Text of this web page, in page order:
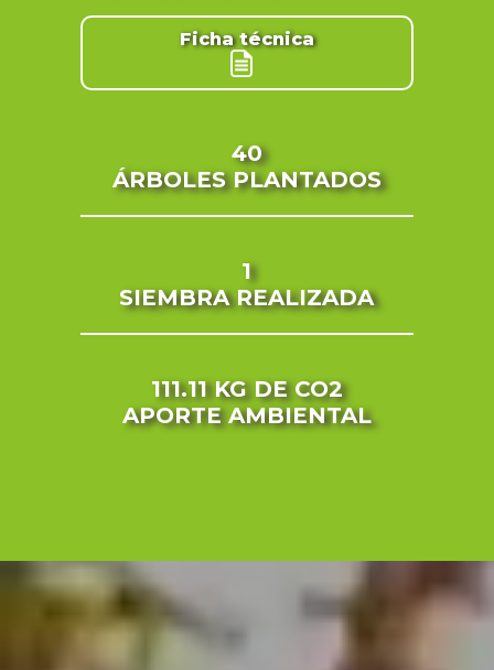
Ficha técnica
40
ÁRBOLES PLANTADOS
1
SIEMBRA REALIZADA
111.11 KGDE CO2
APORTE AMBIENTAL